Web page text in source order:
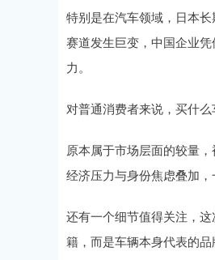
特别是在汽车领域，日本
赛道发生巨变，中国企业
力。
对普通消费者来说，买什
原本属于市场层面的较量
经济压力与身份焦虑叠加，
还有一个细节值得关注，
籍，而是车辆本身代表的品